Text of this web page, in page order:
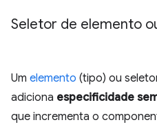
Seletor de elemento
Um elemento (tipo) ou
adiciona especificidade
que incrementa o